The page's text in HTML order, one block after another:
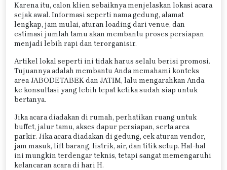
Karena itu, calon klien sebaiknya menjelaskan lokasi acara
sejak awal. Informasi seperti nama gedung, alamat
lengkap, jam mulai, aturan loading dari venue, dan
estimasi jumlah tamu akan membantu proses persiapan
menjadi lebih rapi dan terorganisir.
Artikel lokal seperti ini tidak harus selalu berisi promosi.
Tujuannya adalah membantu Anda memahami konteks
area JABODETABEK dan JATIM, lalu mengarahkan Anda
ke konsultasi yang lebih tepat ketika sudah siap untuk
bertanya.
Jika acara diadakan di rumah, perhatikan ruang untuk
buffet, jalur tamu, akses dapur persiapan, serta area
parkir. Jika acara diadakan di gedung, cek aturan vendor,
jam masuk, lift barang, listrik, air, dan titik setup. Hal-hal
ini mungkin terdengar teknis, tetapi sangat memengaruhi
kelancaran acara di hari H.